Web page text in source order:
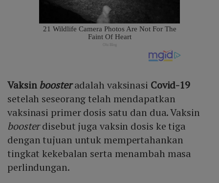
Vaksin boosteradalah vaksinasi Covid-19
setelah seseorang telah mendapatkan
vaksinasi primer dosis satu dan dua. Vaksin
boosterdisebut juga vaksin dosis ke tiga
dengan tujuan untuk mempertahankan
tingkat kekebalan serta menambah masa
perlindungan.